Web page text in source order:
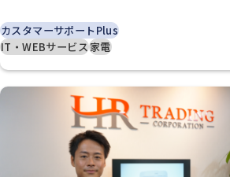
カスタマーサポートPlus
IT・WEBサービス家電